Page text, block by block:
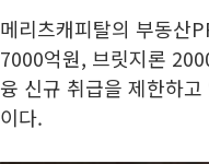
메리츠캐피탈의 부동산
7000억원, 브릿지론
융 신규 취급을 제한하
이다.